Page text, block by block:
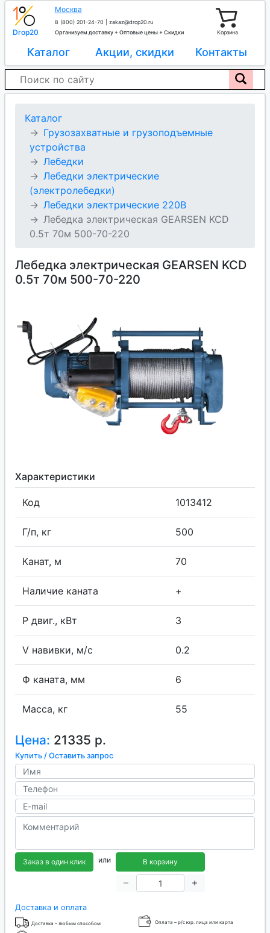
Drop20
Москва
8 (800) 201-24-70
zakaz@drop20.ru
Организуем доставку + Оптовые цены + Скидки
Корзина
Каталог Акции, скидки Контакты
Каталог
Грузозахватные и грузоподъемные
устройства
Лебедки
Лебедки электрические
(электролебедки)
Лебедки электрические 220В
Лебедка электрическая GEARSEN KCD
0.5т 70м 500-70-220
Лебедка электрическая GEARSEN KCD
0.5т 70м 500-70-220
Характеристики
Код 1013412
Г/п, кг 500
Канат, м 70
Наличие каната +
P двиг., кВт 3
V навивки, м/с 0.2
Ф каната, мм 6
Масса, кг 55
Цена: 21335 р.
Купить / Оставить запрос
Заказ в один клик или В корзину
Доставка и оплата
Доставка – любым способом Оплата – р/с юр. лица или карта